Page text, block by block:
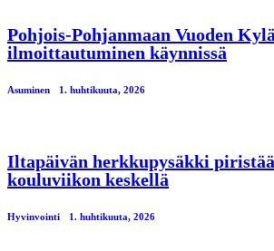
Pohjois-Pohjanmaan Vuoden
ilmoittautuminen käynnissä
Asuminen 1. huhtikuuta, 2026
Iltapäivän herkkupysäkki
kouluviikon keskellä
Hyvinvointi 1. huhtikuuta, 2026